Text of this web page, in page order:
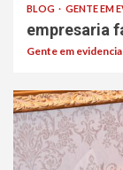
BLOG GENTE EM
empresaria
Gente em evidencia